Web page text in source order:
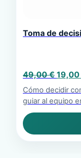
Toma de
49,00€ El
era:
19,00
Cómo decidir
guiar al equipo